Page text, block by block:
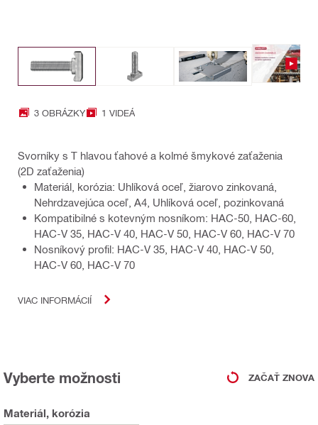
3 OBRÁZKY 1 VIDEÁ
Svorníky s T hlavou ťahové a kolmé šmykové zaťaženia
(2D zaťaženia)
Materiál, korózia: Uhlíková oceľ, žiarovo zinkovaná,
Nehrdzavejúca oceľ, A4, Uhlíková oceľ, pozinkovaná
Kompatibilné s kotevným nosníkom: HAC-50, HAC-60,
HAC-V 35, HAC-V 40, HAC-V 50, HAC-V 60, HAC-V 70
Nosníkový profil: HAC-V 35, HAC-V 40, HAC-V 50,
HAC-V 60, HAC-V 70
VIAC INFORMÁCIÍ
Vyberte možnosti ZAČAŤ ZNOVA
Materiál, korózia